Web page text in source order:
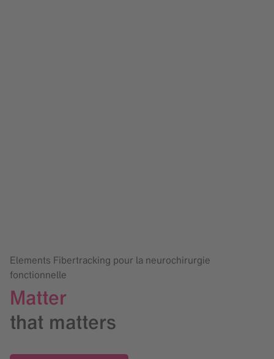
Elements Fibertracking pour la neurochirurgie
fonctionnelle
Matter
that matters